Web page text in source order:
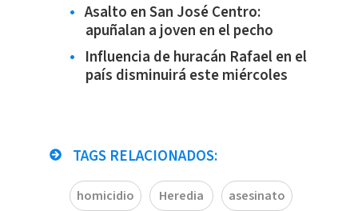
Asalto en San José Centro:
apuñalan a joven en el pecho
Influencia de huracán Rafael en el
país disminuirá este miércoles
TAGS RELACIONADOS:
homicidio Heredia asesinato